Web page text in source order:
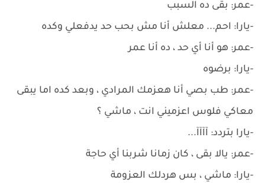
-عمر: بقى ده السبب
-يارا: احم... معلش أنا مش بحب حد يدفعلي وكده
-عمر: هو أنا أي حد ، ده أنا عمر
-يارا: برضوه
-عمر: طب بصي أنا هعزمك المرادي ، وبعد كده اما يبقى
معاكي فلوس اعزميني انت ، ماشي ؟
-يارا بتردد: آآآآ...
-عمر: يالا بقى ، كان زمانا شربنا أي حاجة
-يارا: ماشي ، بس هردلك العزومة